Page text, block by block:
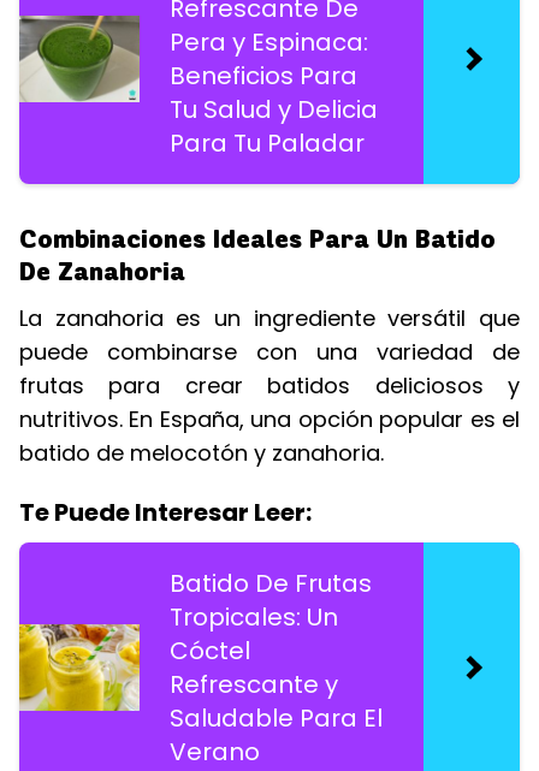
Refrescante De
Pera y Espinaca:
Beneficios Para
Tu Salud y Delicia
Para Tu Paladar
Combinaciones Ideales Para Un Batido
De Zanahoria
La zanahoria es un ingrediente versátil que
puede combinarse con una variedad de
frutas para crear batidos deliciosos y
nutritivos. En España, una opción popular es el
batido de melocotón y zanahoria.
Te Puede Interesar Leer:
Batido De Frutas
Tropicales: Un
Cóctel
Refrescante y
Saludable Para El
Verano